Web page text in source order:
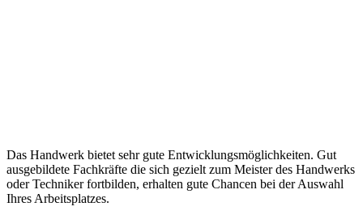
Das Handwerk bietet sehr gute Entwicklungsmöglichkeiten. Gut
ausgebildete Fachkräfte die sich gezielt zum Meister des Handwerks
oder Techniker fortbilden, erhalten gute Chancen bei der Auswahl
Ihres Arbeitsplatzes.